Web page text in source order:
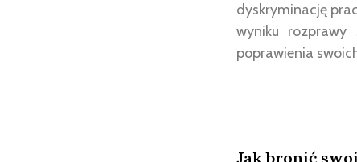
dyskryminację
wyniku rozprawy
poprawienia
Jak bronić